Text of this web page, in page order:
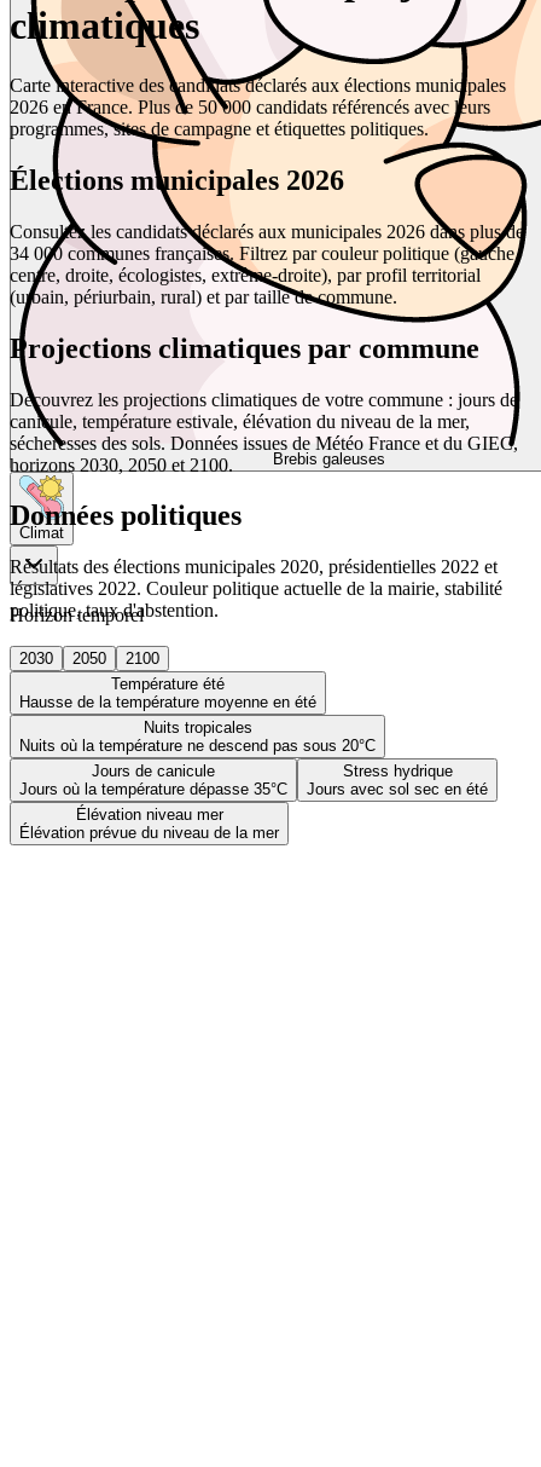
Brebis galeuses
Climat
Horizon temporel
2030 2050
2100
Température été
Hausse de la température moyenne en été
Nuits tropicales
Nuits où la température ne descend pas sous 20°C
Jours de canicule
Jours où la température dépasse 35°C
Stress hydrique
Jours avec sol sec en été
Élévation niveau mer
Élévation prévue du niveau de la mer
climatiques
Carte interactive des candidats déclarés aux élections municipales
2026 en France. Plus de 50 000 candidats référencés avec leurs
programmes, sites de campagne et étiquettes politiques.
Élections municipales 2026
Consultez les candidats déclarés aux municipales 2026 dans plus de
34 000 communes françaises. Filtrez par couleur politique (gauche,
centre, droite, écologistes, extrême-droite), par profil territorial
(urbain, périurbain, rural) et par taille de commune.
Projections climatiques par commune
Découvrez les projections climatiques de votre commune : jours de
canicule, température estivale, élévation du niveau de la mer,
sécheresses des sols. Données issues de Météo France et du GIEC,
horizons 2030, 2050 et 2100.
Données politiques
Résultats des élections municipales 2020, présidentielles 2022 et
législatives 2022. Couleur politique actuelle de la mairie, stabilité
politique, taux d'abstention.